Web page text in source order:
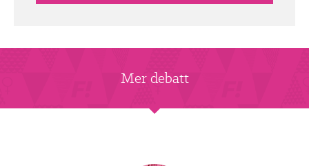
Mer debatt